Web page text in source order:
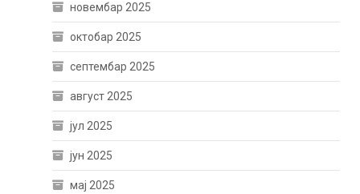
новембар 2025
октобар 2025
септембар 2025
август 2025
јул 2025
јун 2025
мај 2025